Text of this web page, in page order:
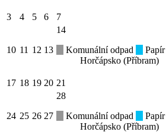
3 4 5 6 7
10 11 12 13
14
Komunální odpad
Papír
Horčápsko (Příbram)
17 18 19 20 21
24 25 26 27
28
Komunální odpad
Papír
Horčápsko (Příbram)